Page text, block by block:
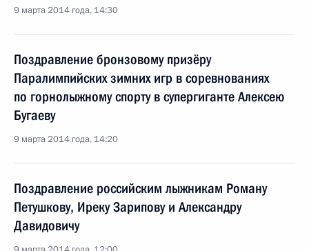
9 марта 2014 года, 14:30
Поздравление бронзовому призёру
Паралимпийских зимних игр в соревнованиях
по горнолыжному спорту в супергиганте Алексею
Бугаеву
9 марта 2014 года, 14:20
Поздравление российским лыжникам Роману
Петушкову, Иреку Зарипову и Александру
Давидовичу